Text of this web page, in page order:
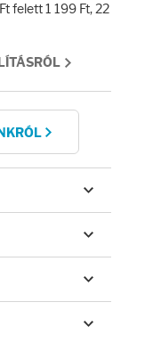
felett 1 199 Ft, 22